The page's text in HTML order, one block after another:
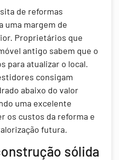
de reformas
uma margem de
Proprietários que
antigo sabem que o
para atualizar o local.
consigam
abaixo do valor
uma excelente
os custos da reforma e
futura.
sólida